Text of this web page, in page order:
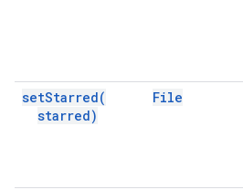
setStarred(
starred)
File